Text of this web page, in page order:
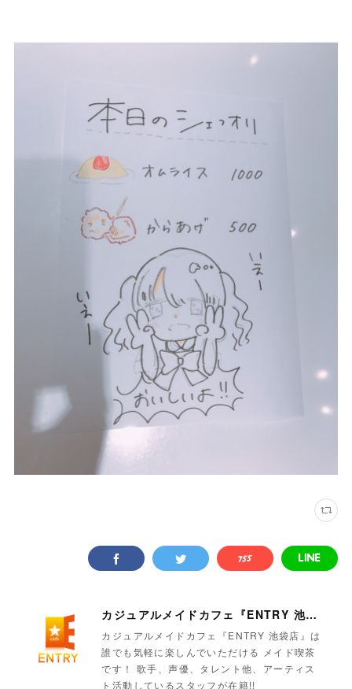
カジュアルメイドカフェ『ENTRY 池袋店』
カジュアルメイドカフェ『ENTRY 池袋店』は
誰でも気軽に楽しんでいただける メイド喫茶
です！ 歌手、声優、タレント他、アーティス
ト活動しているスタッフが在籍!!